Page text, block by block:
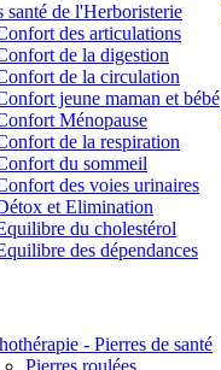
santé de l'Herboristerie
des articulations
de la digestion
de la circulation
jeune maman et bébé
Ménopause
de la respiration
du sommeil
des voies urinaires
et Elimination
du cholestérol
des dépendances
- Pierres de santé